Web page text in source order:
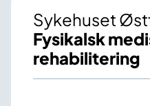
Sykehuset
Fysikalsk
rehabilitering